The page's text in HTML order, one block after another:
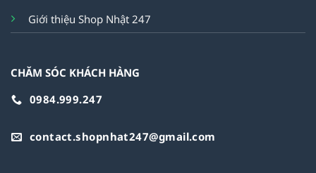
Giới thiệu Shop Nhật 247
CHĂM SÓC KHÁCH HÀNG
0984.999.247
contact.shopnhat247@gmail.com